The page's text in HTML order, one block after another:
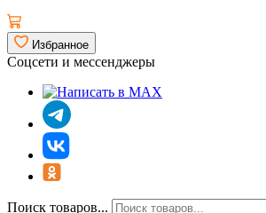
Избранное
Соцсети и мессенджеры
Поиск товаров...